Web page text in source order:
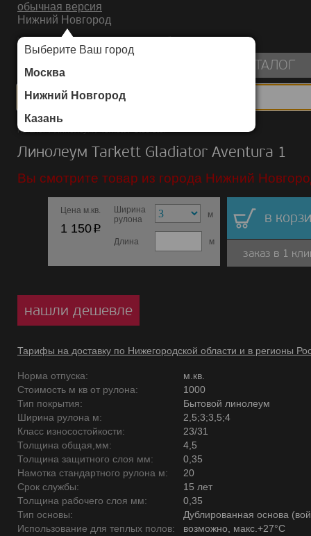
обычная версия
Нижний Новгород
Выберите Ваш город
Москва
Нижний Новгород
Казань
ИНТЕРНЕТ-МАГАЗИН НАПОЛЬНЫХ ПОКРЫТИЙ
КАТАЛОГ
Каталог/Линолеум/Tarkett/Gladiator
Линолеум Tarkett Gladiator Aventura 1
Вы смотрите товар из города Нижний
Цена м.кв.
1 150p
Ширина
рулона
м
Длина м
в
заказ в 1
нашли дешевле
Тарифы на доставку по Нижегородской области и в регионы
Норма отпуска:
м.кв.
Стоимость м кв от рулона:
1000
Тип покрытия:
Бытовой линолеум
Ширина рулона м:
2,5;3;3,5;4
Класс износостойкости:
23/31
Толщина общая,мм:
4,5
Толщина защитного слоя мм:
0,35
Намотка стандартного рулона м:
20
Срок службы:
15 лет
Толщина рабочего слоя мм:
0,35
Тип основы:
Дублированная основа
Использование для теплых полов:
возможно, макс.+27°С